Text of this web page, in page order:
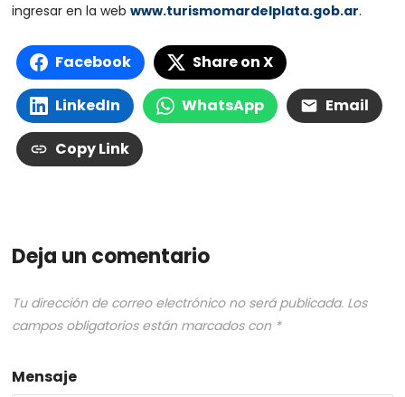
ingresar en la webwww.turismomardelplata.gob.ar.
Facebook Share on X
LinkedIn WhatsApp Email
Copy Link
Deja un comentario
Tu dirección de correo electrónico no será publicada. Los
campos obligatorios están marcados con *
Mensaje